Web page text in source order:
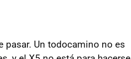
pasar. Un todocamino no es